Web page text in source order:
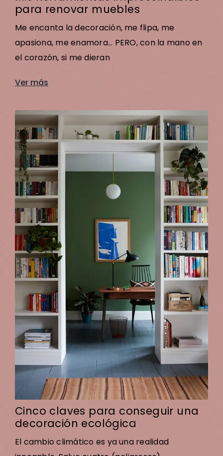
para renovar muebles
Me encanta la decoración, me flipa, me
apasiona, me enamora... PERO, con la mano en
el corazón, si me dieran
Ver más
Cinco claves para conseguir una
decoración ecológica
El cambio climático es ya una realidad